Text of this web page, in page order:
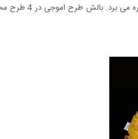
قابل ذکر است تمام طرح های موجود بر روی